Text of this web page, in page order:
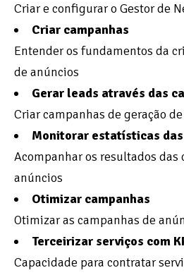
Criar e configurar o Gestor de
Criar campanhas
Entender os fundamentos da
de anúncios
Gerar leads através das
Criar campanhas de geração
Monitorar estatísticas
Acompanhar os resultados das
anúncios
Otimizar campanhas
Otimizar as campanhas de
Terceirizar serviços com
Capacidade para contratar